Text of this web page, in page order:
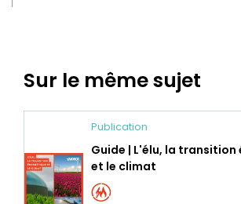
Sur le même sujet
Publication
Guide | L'élu, la
et le climat